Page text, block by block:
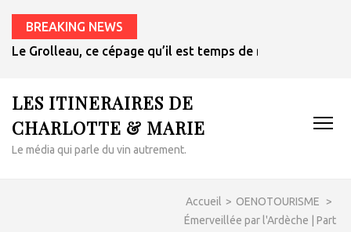
BREAKING NEWS
Le Grolleau, ce cépage qu’il est temps de redécouvrir
LES ITINERAIRES DE
CHARLOTTE & MARIE
Le média qui parle du vin autrement.
Accueil > OENOTOURISME
>
Émerveillée par l'Ardèche | Part